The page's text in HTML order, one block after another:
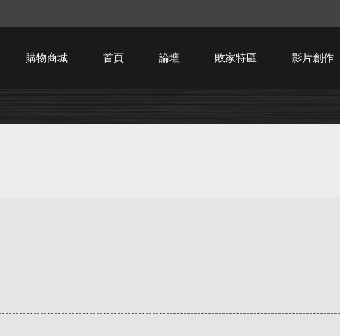
購物商城 首頁 論壇 敗家特區 影片創作